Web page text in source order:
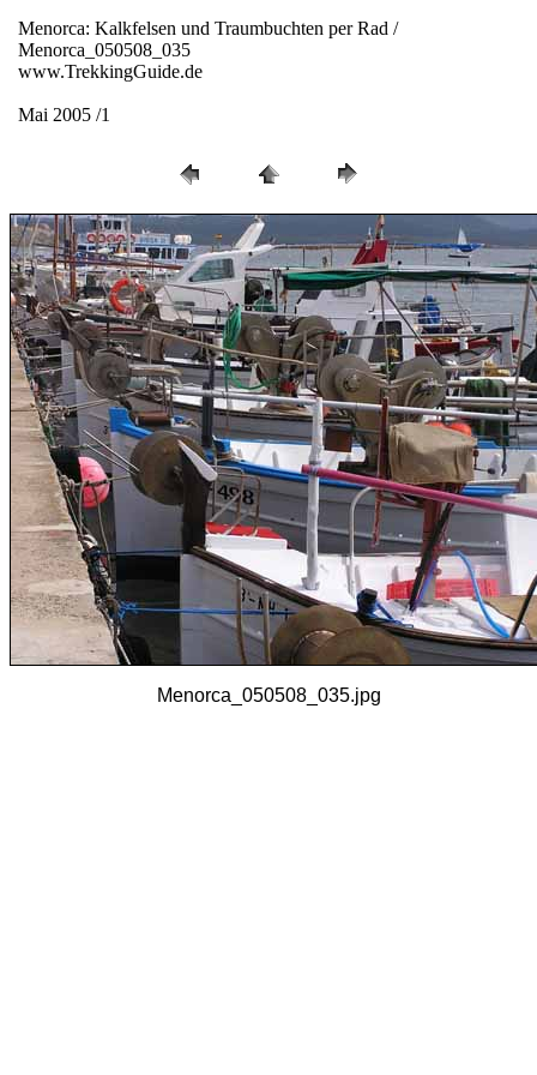
Menorca: Kalkfelsen und Traumbuchten per Rad /
Menorca_050508_035
www.TrekkingGuide.de
Mai 2005 /1
Menorca_050508_035.jpg